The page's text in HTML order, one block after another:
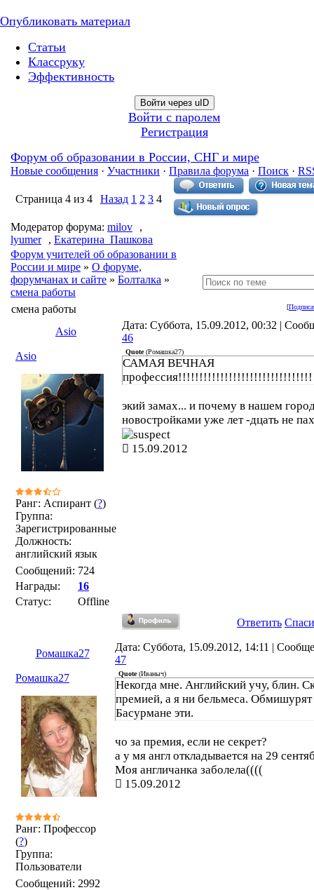
Опубликовать материал
Статьи
Классруку
Эффективность
Войти через uID
Войти с паролем
Регистрация
Форум об образовании в России, СНГ и мире
Новые сообщения · Участники · Правила форума · Поиск ·
Страница 4 из 4 Назад 1 2 3 4
Модератор форума: milov
,
lyumer
, Екатерина_Пашкова
Форум учителей об образовании в
России и мире » О форуме,
форумчанах и сайте » Болталка »
смена работы
[
смена работы
Asio
Дата: Суббота, 15.09.2012, 00:32 |
46
Asio
Ранг: Аспирант (?)
Группа:
Зарегистрированные
Должность:
английский язык
Сообщений: 724
Награды:
16
Статус:
Offline
Quote(Ромашка27)
САМАЯ ВЕЧНАЯ
экий замах... и почему в нашем
новостройками уже лет -дцать не
15.09.2012
Ответить
Ромашка27
Дата: Суббота, 15.09.2012, 14:11 |
47
Ромашка27
Ранг: Профессор
(?)
Группа:
Пользователи
Сообщений: 2992
Quote(Иваныч)
Некогда мне. Английский учу, блин.
премией, а я ни бельмеса. Обмишурят
Басурмане эти.
чо за премия, если не секрет?
а у мя англ откладывается на 29
Моя англичанка заболела((((
15.09.2012